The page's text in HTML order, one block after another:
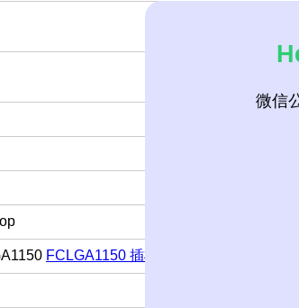
FCLGA1150 插槽 接口 CPU列表
微信